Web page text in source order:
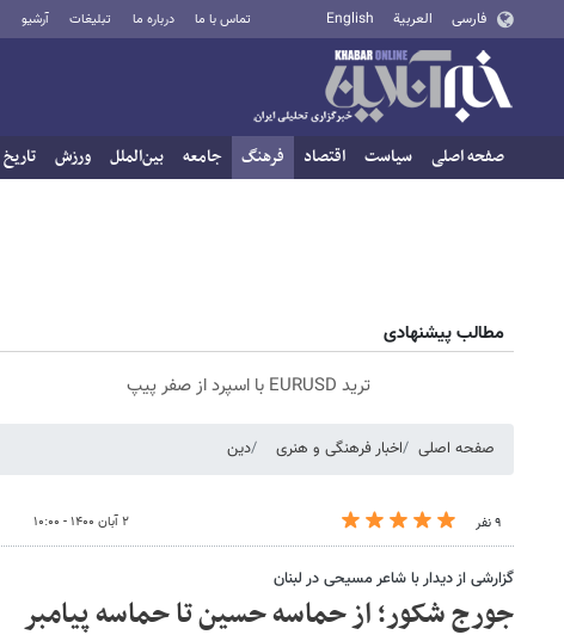
فارسی العربية English تماس با ما درباره ما تبلیغات آرشیو
صفحه اصلی سیاست اقتصاد فرهنگ جامعه بین‌الملل ورزش تاریخ
مطالب پیشنهادی
ترید EURUSD با اسپرد از صفر پیپ
صفحه اصلی اخبار فرهنگی و هنری دین
۹ نفر ۲ آبان ۱۴۰۰ - ۱۰:۰۰
گزارشی از دیدار با شاعر مسیحی در لبنان
جورج شکور؛ از حماسه حسین تا حماسه پیامبر